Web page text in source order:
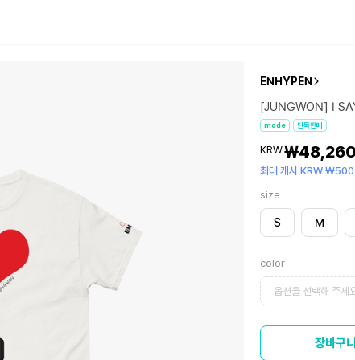
ENHYPEN
[JUNGWON] I
mode 단독판매
KRW₩48,260
최대 캐시 KRW ₩500
size
S M
color
옵션을 선택해 주세
장바구